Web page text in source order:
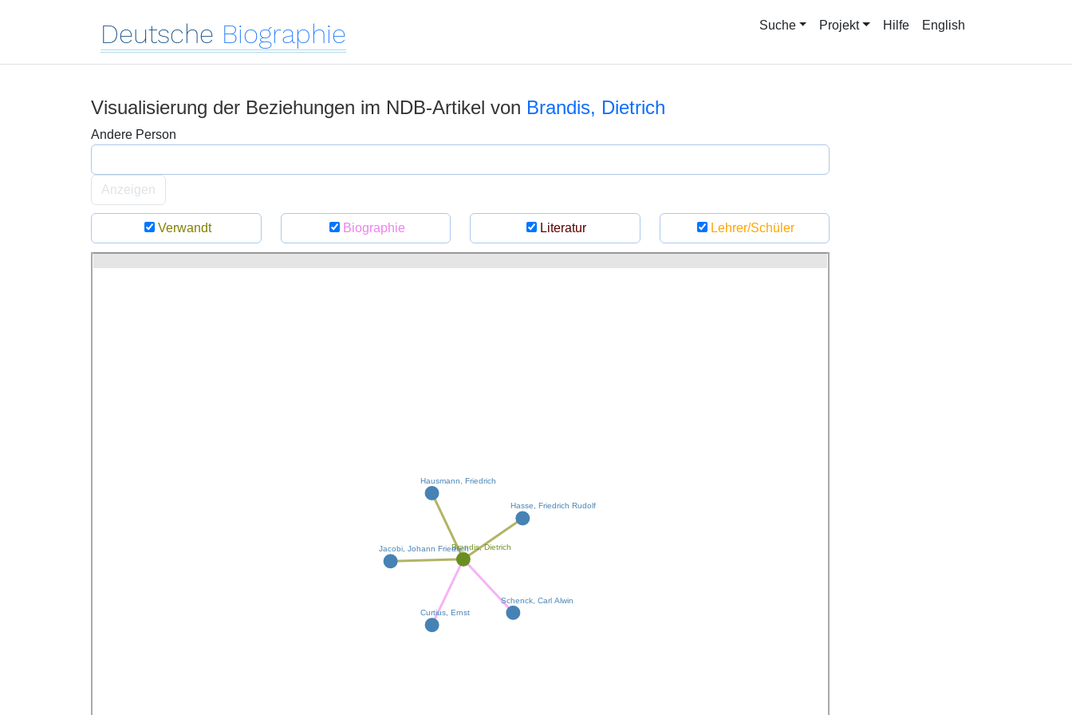
Deutsche Biographie Suche Projekt Hilfe English
Visualisierung der Beziehungen im NDB-Artikel von Brandis, Dietrich
Andere Person
Anzeigen
Verwandt Biographie Literatur Lehrer/Schüler
Brandis, Dietrich
Hausmann, Friedrich
Jacobi, Johann Friedrich
Hasse, Friedrich Rudolf
Curtius, Ernst
Schenck, Carl Alwin